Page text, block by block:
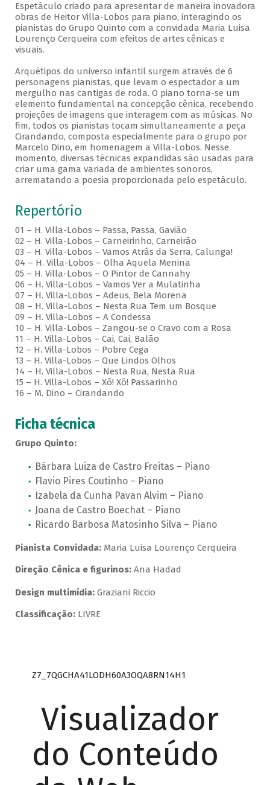
Espetáculo criado para apresentar de maneira inovadora
obras de Heitor Villa-Lobos para piano, interagindo os
pianistas do Grupo Quinto com a convidada Maria Luisa
Lourenço Cerqueira com efeitos de artes cênicas e
visuais.
Arquétipos do universo infantil surgem através de 6
personagens pianistas, que levam o espectador a um
mergulho nas cantigas de roda. O piano torna-se um
elemento fundamental na concepção cênica, recebendo
projeções de imagens que interagem com as músicas. No
fim, todos os pianistas tocam simultaneamente a peça
Cirandando, composta especialmente para o grupo por
Marcelo Dino, em homenagem a Villa-Lobos. Nesse
momento, diversas técnicas expandidas são usadas para
criar uma gama variada de ambientes sonoros,
arrematando a poesia proporcionada pelo espetáculo.
Repertório
01 – H. Villa-Lobos – Passa, Passa, Gavião
02 – H. Villa-Lobos – Carneirinho, Carneirão
03 – H. Villa-Lobos – Vamos Atrás da Serra, Calunga!
04 – H. Villa-Lobos – Olha Aquela Menina
05 – H. Villa-Lobos – O Pintor de Cannahy
06 – H. Villa-Lobos – Vamos Ver a Mulatinha
07 – H. Villa-Lobos – Adeus, Bela Morena
08 – H. Villa-Lobos – Nesta Rua Tem um Bosque
09 – H. Villa-Lobos – A Condessa
10 – H. Villa-Lobos – Zangou-se o Cravo com a Rosa
11 – H. Villa-Lobos – Cai, Cai, Balão
12 – H. Villa-Lobos – Pobre Cega
13 – H. Villa-Lobos – Que Lindos Olhos
14 – H. Villa-Lobos – Nesta Rua, Nesta Rua
15 – H. Villa-Lobos – Xô! Xô! Passarinho
16 – M. Dino – Cirandando
Ficha técnica
Grupo Quinto:
Bárbara Luiza de Castro Freitas – Piano
Flavio Pires Coutinho – Piano
Izabela da Cunha Pavan Alvim – Piano
Joana de Castro Boechat – Piano
Ricardo Barbosa Matosinho Silva – Piano
Pianista Convidada: Maria Luisa Lourenço Cerqueira
Direção Cênica e figurinos:Ana Hadad
Design multimídia:Graziani Riccio
Classificação:LIVRE
Z7_7QGCHA41LODH60A3OQA8RN14H1
Visualizador
do Conteúdo